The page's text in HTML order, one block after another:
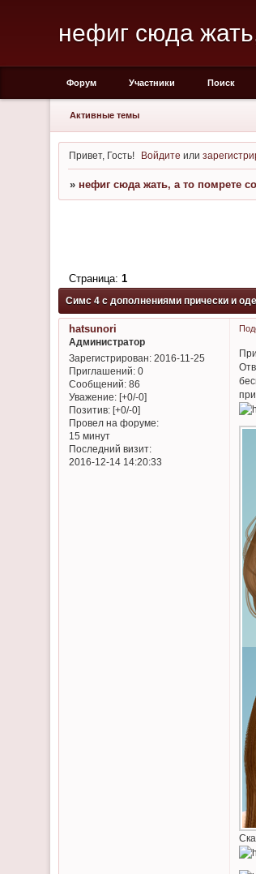
нефиг сюда
Форум Участники Поиск
Активные темы
Привет, Гость! Войдите или
» нефиг сюда жать, а то помрете
Симс 4 с дополнениями прически и
Страница: 1
hatsunori
Администратор
Зарегистрирован: 2016-11-25
Приглашений:0
Сообщений:86
Уважение: [+0/-0]
Позитив: [+0/-0]
Провел на форуме:
15 минут
Последний визит:
2016-12-14 14:20:33